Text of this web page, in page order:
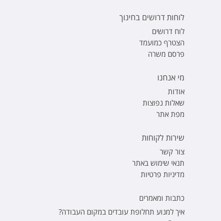
לוחות דרושים בחינוך
לוח דרושים
הצטרף כמועמד
פרסם משרה
מי אנחנו
אודות
שאלות נפוצות
מפת אתר
שירות לקוחות
צור קשר
תנאי שימוש באתר
מדיניות פרטיות
כתבות ומאמרים
איך למנוע תחלופת עובדים במקום העבודה?